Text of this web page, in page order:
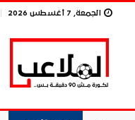
الجمعة, 7 أغسطس 2026